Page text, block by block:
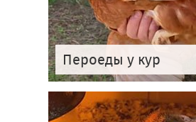
Пероеды у кур